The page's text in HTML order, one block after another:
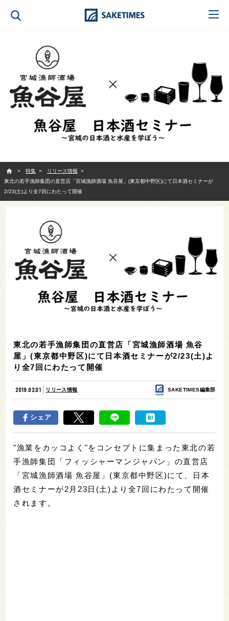
特集
リリース情報
東北の若手漁師集団の直営店「宮城漁師酒場 魚谷屋」(東京都中野区)にて日本酒セミナーが
2/23(土)より全7回にわたって開催
東北の若手漁師集団の直営店「宮城漁師酒場 魚谷
屋」(東京都中野区)にて日本酒セミナーが2/23(土)よ
り全7回にわたって開催
2019.02.01 リリース情報 SAKETIMES編集部
シェア
"漁業をカッコよく"をコンセプトに集まった東北の若
手漁師集団「フィッシャーマンジャパン」の直営店
「宮城漁師酒場 魚谷屋」(東京都中野区)にて、日本
酒セミナーが2月23日(土)より全7回にわたって開催
されます。